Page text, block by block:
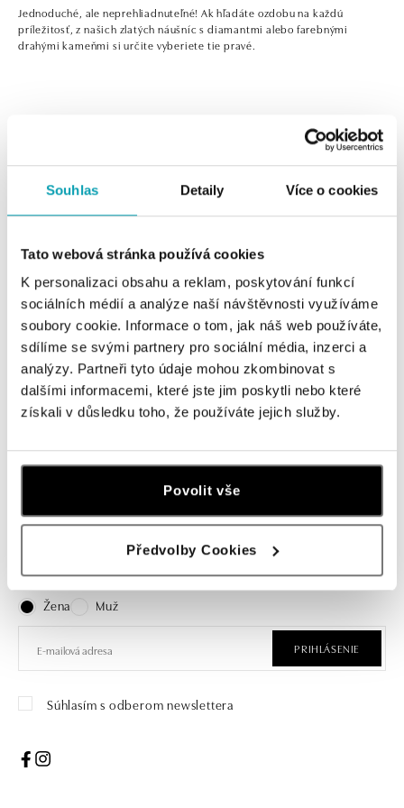
Souhlas Detaily Více o cookies
Tato webová stránka používá cookies
K personalizaci obsahu a reklam, poskytování funkcí
sociálních médií a analýze naší návštěvnosti využíváme
soubory cookie. Informace o tom, jak náš web používáte,
sdílíme se svými partnery pro sociální média, inzerci a
analýzy. Partneři tyto údaje mohou zkombinovat s
dalšími informacemi, které jste jim poskytli nebo které
získali v důsledku toho, že používáte jejich služby.
Povolit vše
Předvolby Cookies
Jednoduché, ale neprehliadnuteľné! Ak hľadáte ozdobu na každú
príležitosť, z našich zlatých náušníc s diamantmi alebo farebnými
drahými kameňmi si určite vyberiete tie pravé.
0 z 0 produktov FILTER
Jednoduché, ale neprehliadnuteľné! Ak hľadáte ozdobu
na každú príležitosť, z našich zlatých náušníc s diamantmi
alebo farebnými drahými kameňmi si určite vyberiete tie
pravé.
Prihláste sa na odber newslettera
Objavte najnovšie kolekcie, novinky a exkluzívne uvedenia na
trh.
Žena
Muž
PRIHLÁSENIE
Súhlasím s odberom newslettera